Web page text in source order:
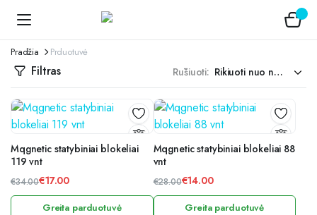
Pradžia Prduotuvė
Filtras Rūšiuoti:
Mqgnetic statybiniai blokeliai
119 vnt
€34.00
Original
€17.00
Current
Greita parduotuvė
Mqgnetic statybiniai blokeliai 88
vnt
€28.00
Original
€14.00
Current
Greita parduotuvė